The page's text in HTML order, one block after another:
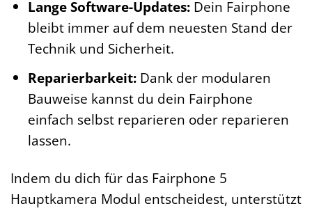
Lange Software-Updates:Dein Fairphone
bleibt immer auf dem neuesten Stand der
Technik und Sicherheit.
Reparierbarkeit:Dank der modularen
Bauweise kannst du dein Fairphone
einfach selbst reparieren oder reparieren
lassen.
Indem du dich für das Fairphone 5
Hauptkamera Modul entscheidest, unterstützt